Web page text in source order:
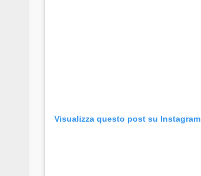
Visualizza questo post su Instagram